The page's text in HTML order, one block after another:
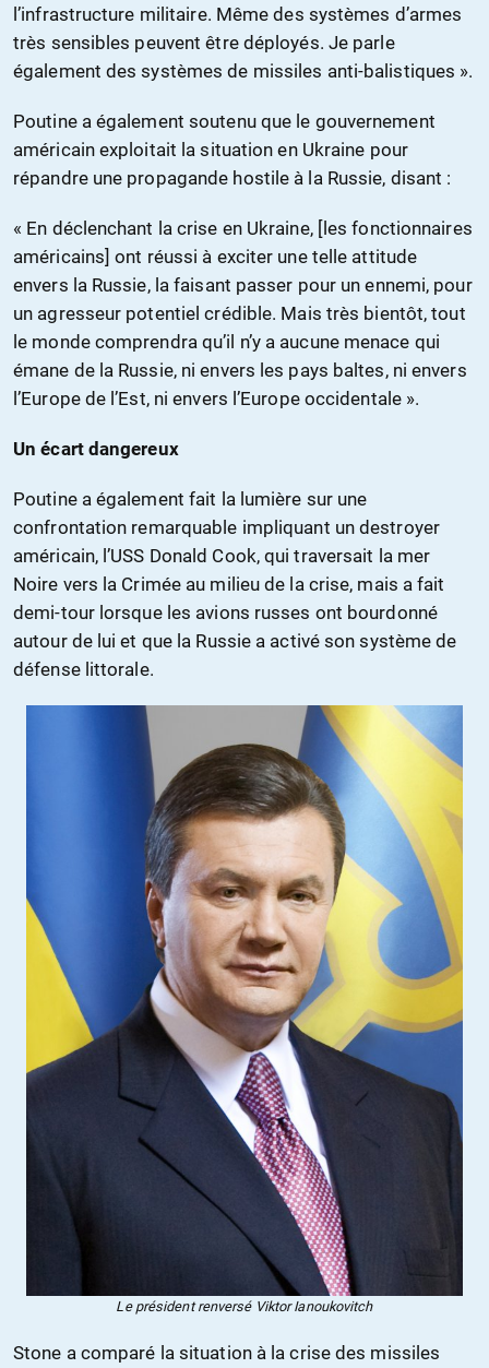
l’infrastructure militaire. Même des systèmes d’armes
très sensibles peuvent être déployés. Je parle
également des systèmes de missiles anti-balistiques ».
Poutine a également soutenu que le gouvernement
américain exploitait la situation en Ukraine pour
répandre une propagande hostile à la Russie, disant :
« En déclenchant la crise en Ukraine, [les fonctionnaires
américains] ont réussi à exciter une telle attitude
envers la Russie, la faisant passer pour un ennemi, pour
un agresseur potentiel crédible. Mais très bientôt, tout
le monde comprendra qu’il n’y a aucune menace qui
émane de la Russie, ni envers les pays baltes, ni envers
l’Europe de l’Est, ni envers l’Europe occidentale ».
Un écart dangereux
Poutine a également fait la lumière sur une
confrontation remarquable impliquant un destroyer
américain, l’USS Donald Cook, qui traversait la mer
Noire vers la Crimée au milieu de la crise, mais a fait
demi-tour lorsque les avions russes ont bourdonné
autour de lui et que la Russie a activé son système de
défense littorale.
Le président renversé Viktor Ianoukovitch
Stone a comparé la situation à la crise des missiles